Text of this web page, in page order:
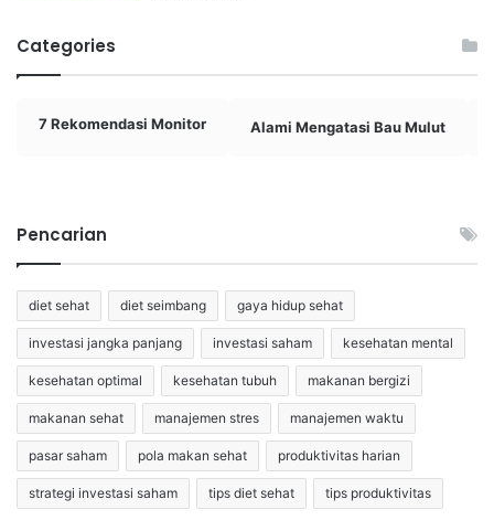
Categories
7 Rekomendasi Monitor Alami Mengatasi Bau Mulut
Pencarian
diet sehat diet seimbang gaya hidup sehat
investasi jangka panjang investasi saham kesehatan mental
kesehatan optimal kesehatan tubuh makanan bergizi
makanan sehat manajemen stres manajemen waktu
pasar saham pola makan sehat produktivitas harian
strategi investasi saham tips diet sehat tips produktivitas